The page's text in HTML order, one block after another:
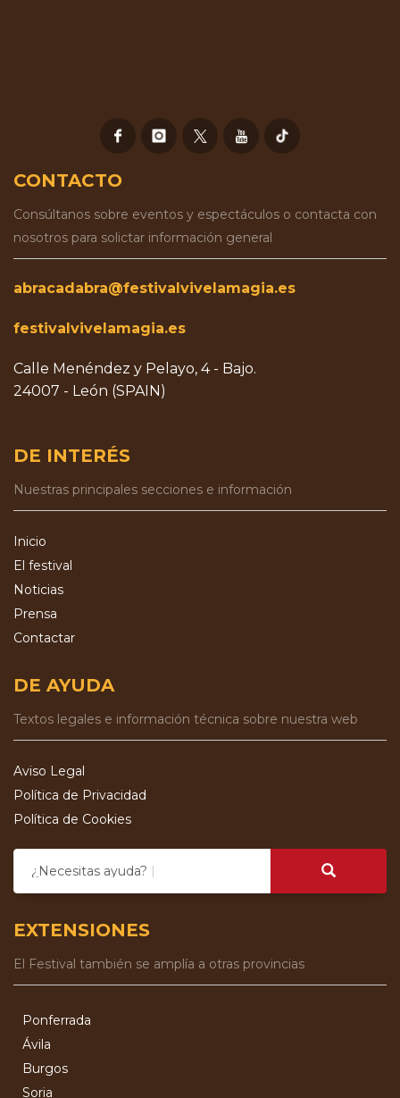
CONTACTO
Consúltanos sobre eventos y espectáculos o contacta con
nosotros para solictar información general
abracadabra@festivalvivelamagia.es
festivalvivelamagia.es
Calle Menéndez y Pelayo, 4 - Bajo.
24007 - León (SPAIN)
DE INTERÉS
Nuestras principales secciones e información
Inicio
El festival
Noticias
Prensa
Contactar
DE AYUDA
Textos legales e información técnica sobre nuestra web
Aviso Legal
Política de Privacidad
Política de Cookies
¿Necesitas ayuda?
EXTENSIONES
El Festival también se amplía a otras provincias
Ponferrada
Ávila
Burgos
Soria